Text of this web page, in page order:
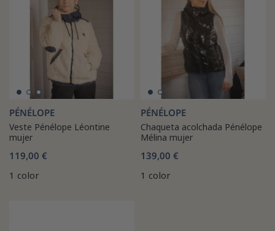
PÉNÉLOPE
Veste Pénélope Léontine
mujer
119,00 €
1 color
PÉNÉLOPE
Chaqueta acolchada Pénélope
Mélina mujer
139,00 €
1 color